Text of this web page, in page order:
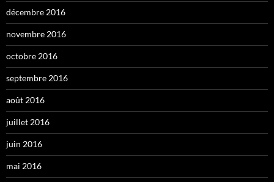
décembre 2016
novembre 2016
octobre 2016
septembre 2016
août 2016
juillet 2016
juin 2016
mai 2016